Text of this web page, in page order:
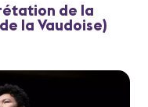
de la
la Vaudoise)